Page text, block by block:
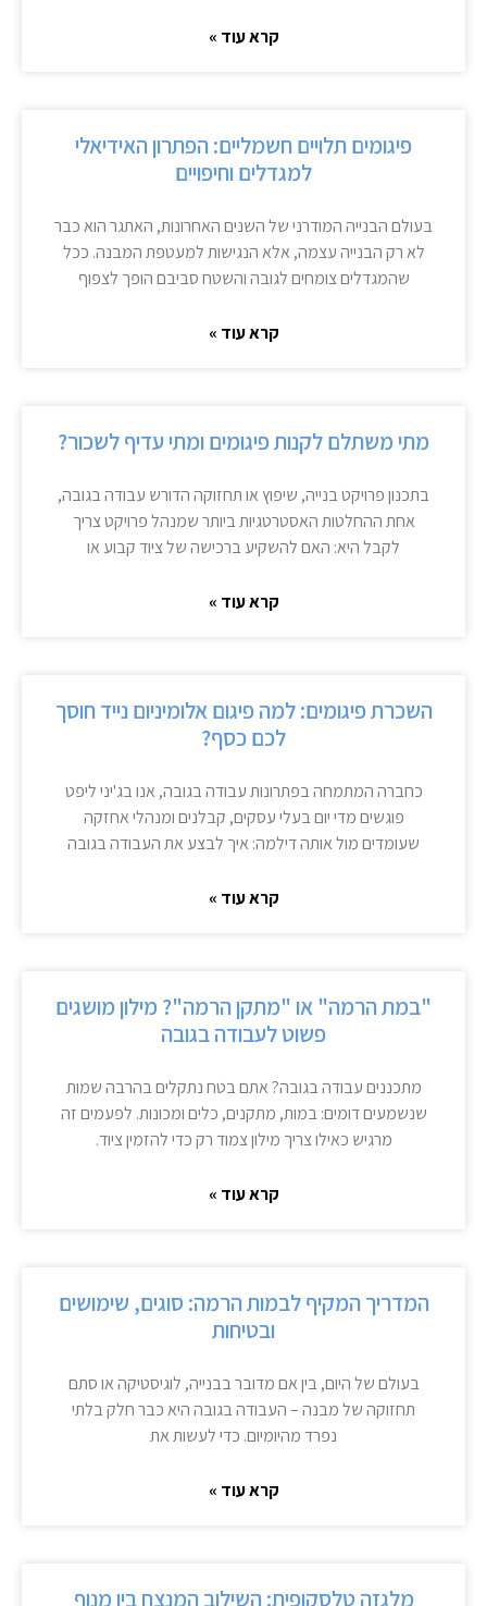
קרא עוד »
פיגומים תלויים חשמליים: הפתרון האידיאלי
למגדלים וחיפויים
בעולם הבנייה המודרני של השנים האחרונות, האתגר הוא כבר
לא רק הבנייה עצמה, אלא הנגישות למעטפת המבנה. ככל
שהמגדלים צומחים לגובה והשטח סביבם הופך לצפוף
קרא עוד »
מתי משתלם לקנות פיגומים ומתי עדיף לשכור?
בתכנון פרויקט בנייה, שיפוץ או תחזוקה הדורש עבודה בגובה,
אחת ההחלטות האסטרטגיות ביותר שמנהל פרויקט צריך
לקבל היא: האם להשקיע ברכישה של ציוד קבוע או
קרא עוד »
השכרת פיגומים: למה פיגום אלומיניום נייד חוסך
לכם כסף?
כחברה המתמחה בפתרונות עבודה בגובה, אנו בג'יני ליפט
פוגשים מדי יום בעלי עסקים, קבלנים ומנהלי אחזקה
שעומדים מול אותה דילמה: איך לבצע את העבודה בגובה
קרא עוד »
"במת הרמה" או "מתקן הרמה"? מילון מושגים
פשוט לעבודה בגובה
מתכננים עבודה בגובה? אתם בטח נתקלים בהרבה שמות
שנשמעים דומים: במות, מתקנים, כלים ומכונות. לפעמים זה
מרגיש כאילו צריך מילון צמוד רק כדי להזמין ציוד.
קרא עוד »
המדריך המקיף לבמות הרמה: סוגים, שימושים
ובטיחות
בעולם של היום, בין אם מדובר בבנייה, לוגיסטיקה או סתם
תחזוקה של מבנה – העבודה בגובה היא כבר חלק בלתי
נפרד מהיומיום. כדי לעשות את
קרא עוד »
מלגזה טלסקופית: השילוב המנצח בין מנוף